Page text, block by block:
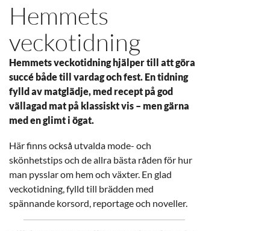
Hemmets
veckotidning
Hemmets veckotidning hjälper till att göra
succé både till vardag och fest. En tidning
fylld av matglädje, med recept på god
vällagad mat på klassiskt vis – men gärna
med en glimt i ögat.
Här finns också utvalda mode- och
skönhetstips och de allra bästa råden för hur
man pysslar om hem och växter. En glad
veckotidning, fylld till brädden med
spännande korsord, reportage och noveller.